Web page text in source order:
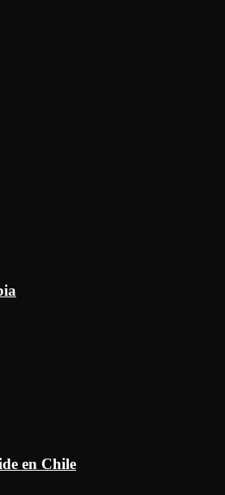
en Chile